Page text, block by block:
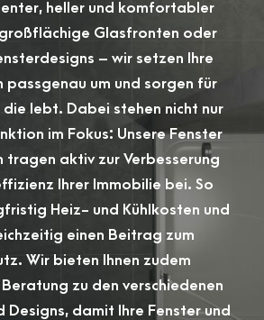
heller und komfortabler
Glasfronten oder
– wir setzen Ihre
passgenau um und sorgen für
die lebt. Dabei stehen nicht nur
im Fokus: Unsere Fenster
tragen aktiv zur Verbesserung
Ihrer Immobilie bei. So
Heiz- und Kühlkosten und
einen Beitrag zum
Wir bieten Ihnen zudem
zu den verschiedenen
Designs, damit Ihre Fenster und